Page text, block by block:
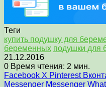
Теги
купить подушку для
беременных подушки для
21.12.2016
0 Время чтения: 2 мин.
Facebook X Pinterest
Messenger Messenger